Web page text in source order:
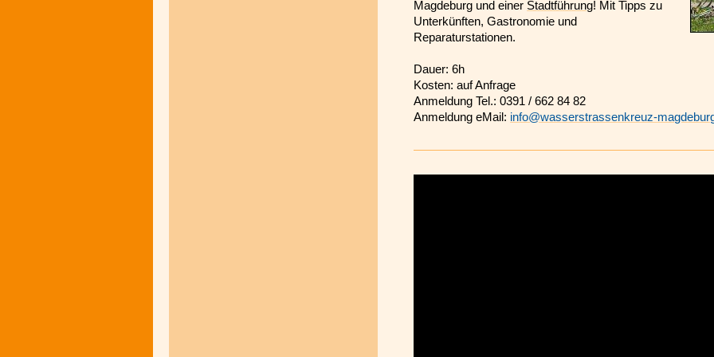
Magdeburg und einer Stadtführung! Mit Tipps zu
Unterkünften, Gastronomie und
Reparaturstationen.
Dauer: 6h
Kosten: auf Anfrage
Anmeldung Tel.: 0391 / 662 84 82
Anmeldung eMail: info@wasserstrassenkreuz-